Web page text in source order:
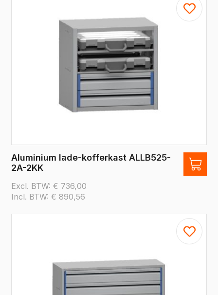
Aluminium lade-kofferkast ALLB525-
2A-2KK
Excl. BTW: € 736,00
Incl. BTW: € 890,56